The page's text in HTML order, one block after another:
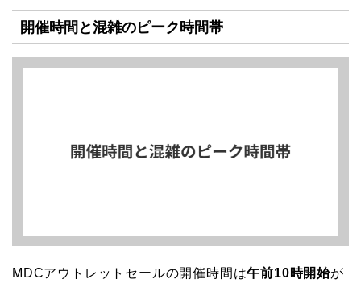
開催時間と混雑のピーク時間帯
MDCアウトレットセールの開催時間は午前10時開始が